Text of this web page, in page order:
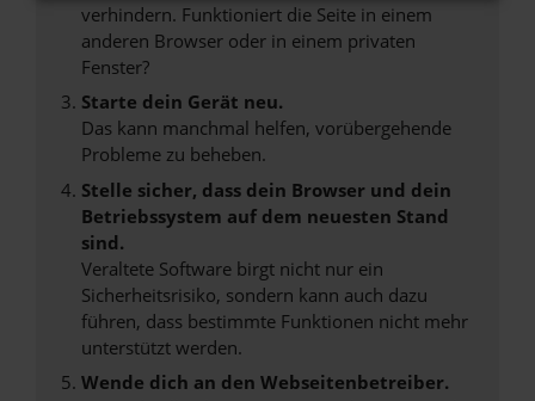
verhindern. Funktioniert die Seite in einem
anderen Browser oder in einem privaten
Fenster?
Starte dein Gerät neu.
Das kann manchmal helfen, vorübergehende
Probleme zu beheben.
Stelle sicher, dass dein Browser und dein
Betriebssystem auf dem neuesten Stand
sind.
Veraltete Software birgt nicht nur ein
Sicherheitsrisiko, sondern kann auch dazu
führen, dass bestimmte Funktionen nicht mehr
unterstützt werden.
Wende dich an den Webseitenbetreiber.